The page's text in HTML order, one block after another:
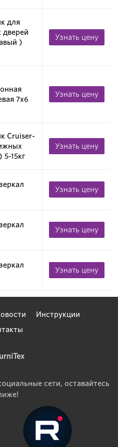
для
дверей
)
Узнать цену
7х6
Узнать цену
Cruiser-
5-15кг
Узнать цену
Узнать цену
Узнать цену
Узнать цену
Инструкции
сети, оставайтесь